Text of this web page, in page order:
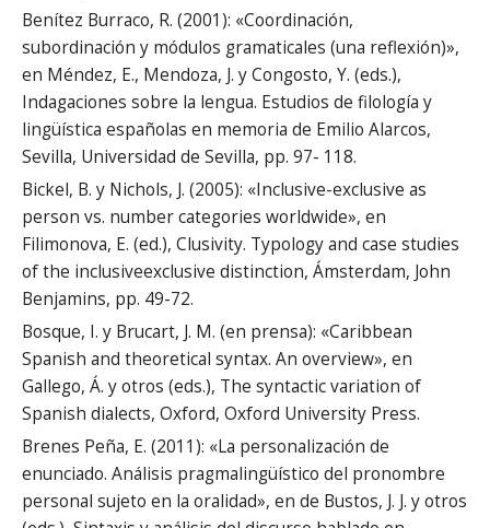
Benítez Burraco, R. (2001): «Coordinación,
subordinación y módulos gramaticales (una reflexión)»,
en Méndez, E., Mendoza, J. y Congosto, Y. (eds.),
Indagaciones sobre la lengua. Estudios de filología y
lingüística españolas en memoria de Emilio Alarcos,
Sevilla, Universidad de Sevilla, pp. 97- 118.
Bickel, B. y Nichols, J. (2005): «Inclusive-exclusive as
person vs. number categories worldwide», en
Filimonova, E. (ed.), Clusivity. Typology and case studies
of the inclusiveexclusive distinction, Ámsterdam, John
Benjamins, pp. 49-72.
Bosque, I. y Brucart, J. M. (en prensa): «Caribbean
Spanish and theoretical syntax. An overview», en
Gallego, Á. y otros (eds.), The syntactic variation of
Spanish dialects, Oxford, Oxford University Press.
Brenes Peña, E. (2011): «La personalización de
enunciado. Análisis pragmalingüístico del pronombre
personal sujeto en la oralidad», en de Bustos, J. J. y otros